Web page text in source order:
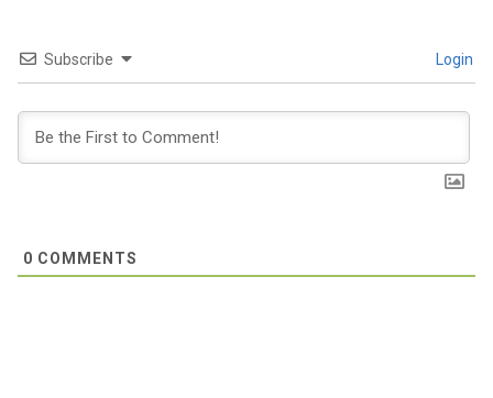
Subscribe Login
0 COMMENTS